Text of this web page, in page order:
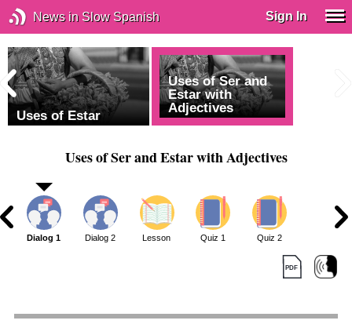
News in Slow Spanish Sign In
Uses of Estar
Uses of Ser and
Estar with
Adjectives
Uses of Ser and Estar with Adjectives
Dialog 1 Dialog 2 Lesson Quiz 1 Quiz 2